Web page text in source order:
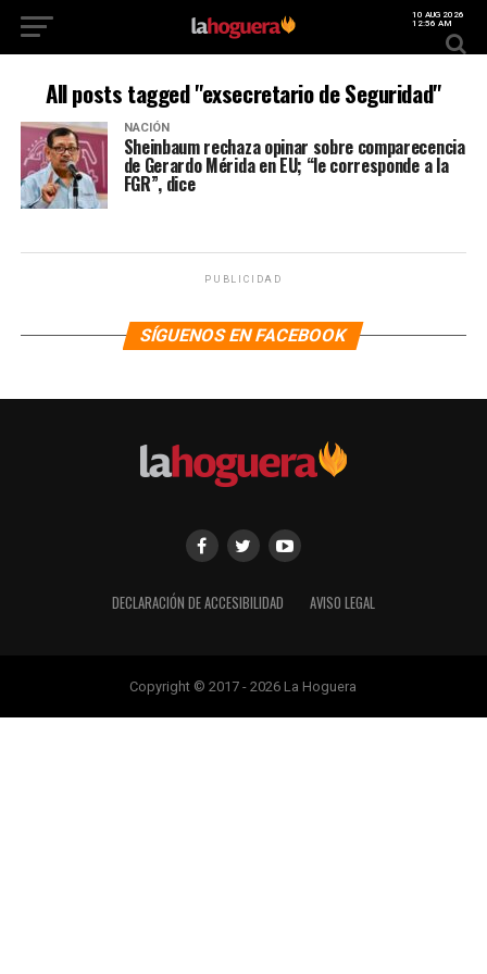
10 AUG 2026
12:56 AM
All posts tagged "exsecretario de Seguridad"
NACIÓN
Sheinbaum rechaza opinar sobre comparecencia
de Gerardo Mérida en EU; “le corresponde a la
FGR”, dice
PUBLICIDAD
SÍGUENOS EN FACEBOOK
DECLARACIÓN DE ACCESIBILIDAD AVISO LEGAL
Copyright © 2017 - 2026 La Hoguera